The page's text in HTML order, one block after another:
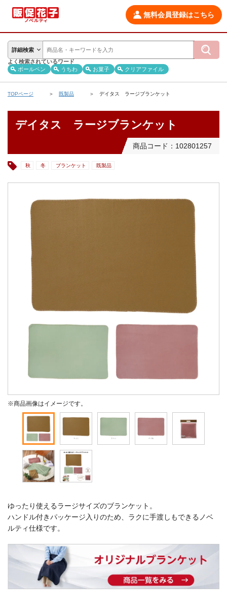
無料会員登録はこちら
詳細検索
よく検索されているワード
ボールペン
うちわ お菓子 クリアファイル
TOPページ 既製品 デイタス ラージブランケット
デイタス ラージブランケット
商品コード：102801257
秋 冬 ブランケット 既製品
※商品画像はイメージです。
ゆったり使えるラージサイズのブランケット。
ハンドル付きパッケージ入りのため、ラクに手渡しもできるノベ
ルティ仕様です。